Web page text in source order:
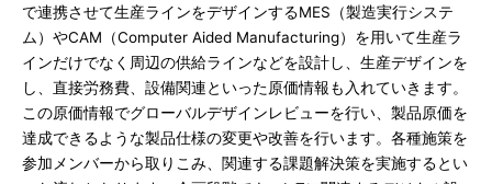
で連携させて生産ラインをデザインするMES（製造実行システ
ム）やCAM（Computer Aided Manufacturing）を用いて生産ラ
インだけでなく周辺の供給ラインなどを設計し、生産デザインを
し、直接労務費、設備関連といった原価情報も入れていきます。
この原価情報でグローバルデザインレビューを行い、製品原価を
達成できるような製品仕様の変更や改善を行います。各種施策を
参加メンバーから取りこみ、関連する課題解決策を実施するとい